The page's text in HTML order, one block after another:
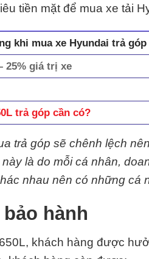
tiền mặt để mua xe tải
khi mua xe Hyundai trả góp
25% giá trị xe
trả góp cần có?
trả góp sẽ chênh lệch nên
là do mỗi cá nhân,
nhau nên có những cá
hành
khách hàng được